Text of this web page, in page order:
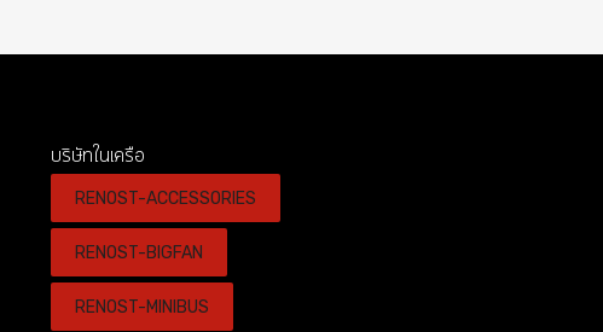
บริษัทในเครือ
RENOST-ACCESSORIES
RENOST-BIGFAN
RENOST-MINIBUS